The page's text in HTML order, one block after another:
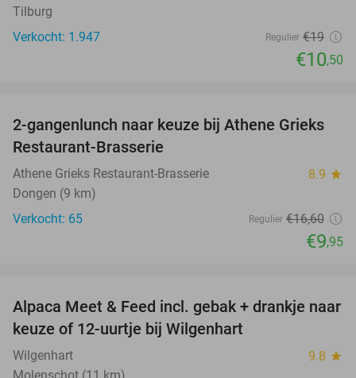
Tilburg
Verkocht: 1.947
Regulier €19
€10,50
40%
2-gangenlunch naar keuze bij Athene Grieks
Restaurant-Brasserie
Athene Grieks Restaurant-Brasserie 8.9 star
Dongen (9 km)
Verkocht: 65
Regulier €16,60
€9,95
43%
Alpaca Meet & Feed incl. gebak + drankje naar
keuze of 12-uurtje bij Wilgenhart
Wilgenhart 9.8 star